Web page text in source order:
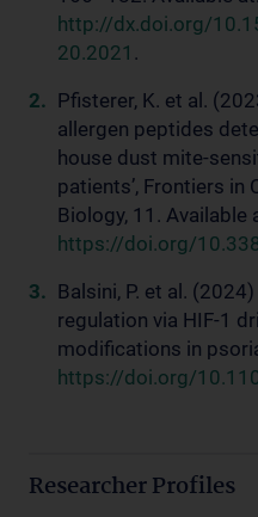
http://dx.doi.org/
20.2021 .
Pfisterer, K. et al.
allergen peptides
house dust mite-
patients’, Frontiers in
Biology, 11. Available
https://doi.org/
Balsini, P. et al.
regulation via HIF-1
modifications in
https://doi.org/
Researcher Profiles